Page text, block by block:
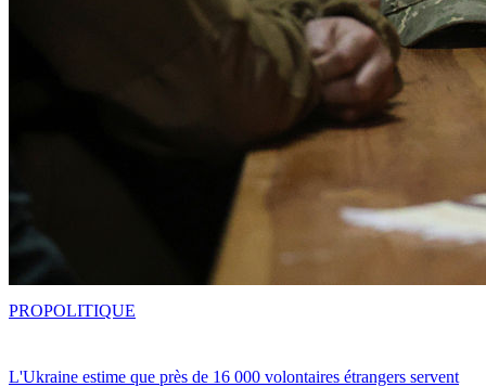
L'Ukraine estime que près de 16 000 volontaires étrangers servent
PROPOLITIQUE